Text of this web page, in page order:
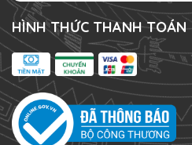
HÌNH THỨC THANH TOÁN